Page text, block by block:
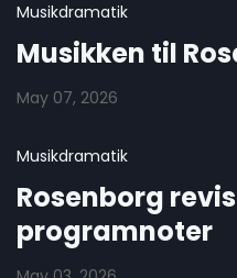
Musikdramatik
Musikken til
May 07, 2026
Musikdramatik
Rosenborg
programnoter